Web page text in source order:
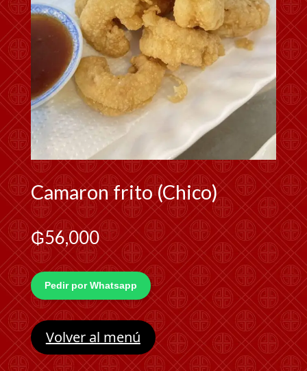
Camaron frito (Chico)
₲56,000
Pedir por Whatsapp
Volver al menú